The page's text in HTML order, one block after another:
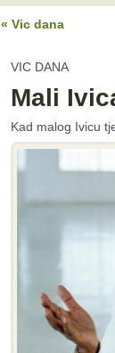
« Vic dana
VIC DANA
Mali
Kad malog Ivicu